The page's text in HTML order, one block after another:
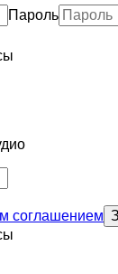
Пароль
соглашением